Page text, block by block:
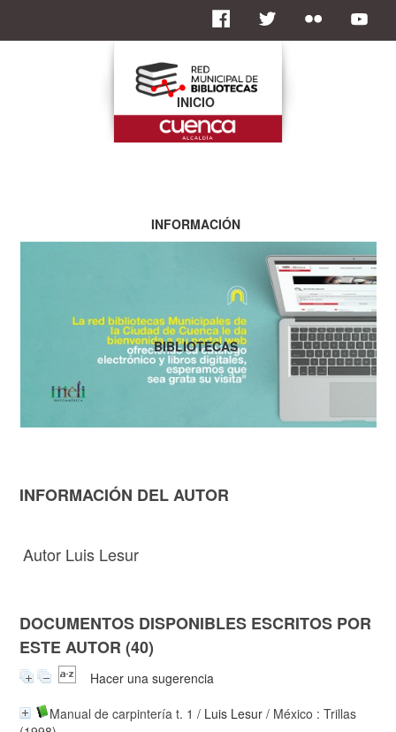
INFORMACIÓN DEL AUTOR
Autor Luis Lesur
DOCUMENTOS DISPONIBLES ESCRITOS POR
ESTE AUTOR (40)
Hacer una sugerencia
Manual de carpintería t. 1 / Luis Lesur / México : Trillas
INICIO
INFORMACIÓN
BIBLIOTECAS